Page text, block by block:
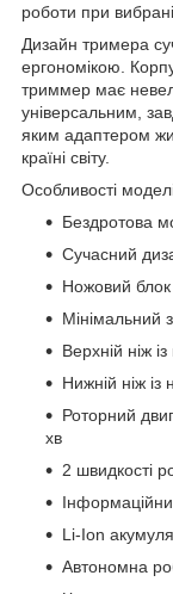
роботи при
Дизайн тримера
ергономікою.
триммер має
універсальним,
яким адаптером
країні світу.
Особливості
Бездротова
Сучасний
Ножовий
Мінімальний
Верхній ніж
Нижній ніж із
Роторний
хв
2 швидкості
Li-Ion
Автономна